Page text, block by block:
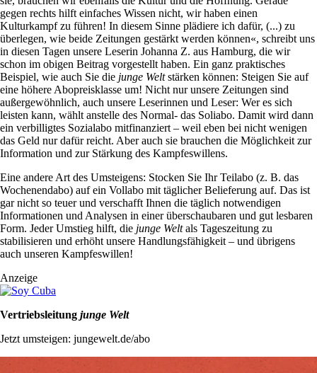
gegen rechts hilft einfaches Wissen nicht, wir haben einen
Kulturkampf zu führen! In diesem Sinne plädiere ich dafür, (...) zu
überlegen, wie beide Zeitungen gestärkt werden können«, schreibt uns
in diesen Tagen unsere Leserin Johanna Z. aus Hamburg, die wir
schon im obigen Beitrag vorgestellt haben. Ein ganz praktisches
Beispiel, wie auch Sie die junge Weltstärken können: Steigen Sie auf
eine höhere Abopreisklasse um! Nicht nur unsere Zeitungen sind
außergewöhnlich, auch unsere Leserinnen und Leser: Wer es sich
leisten kann, wählt anstelle des Normal- das Soliabo. Damit wird dann
ein verbilligtes Sozialabo mitfinanziert – weil eben bei nicht wenigen
das Geld nur dafür reicht. Aber auch sie brauchen die Möglichkeit zur
Information und zur Stärkung des Kampfeswillens.
Eine andere Art des Umsteigens: Stocken Sie Ihr Teilabo (z. B. das
Wochenendabo) auf ein Vollabo mit täglicher Belieferung auf. Das ist
gar nicht so teuer und verschafft Ihnen die täglich notwendigen
Informationen und Analysen in einer überschaubaren und gut lesbaren
Form. Jeder Umstieg hilft, die junge Weltals Tageszeitung zu
stabilisieren und erhöht unsere Handlungsfähigkeit – und übrigens
auch unseren Kampfeswillen!
Anzeige
Vertriebsleitung junge Welt
Jetzt umsteigen: jungewelt.de/abo